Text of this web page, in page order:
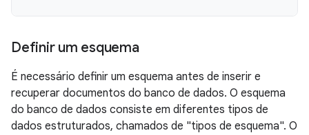
Definir um esquema
É necessário definir um esquema antes de inserir e
recuperar documentos do banco de dados. O esquema
do banco de dados consiste em diferentes tipos de
dados estruturados, chamados de "tipos de esquema". O